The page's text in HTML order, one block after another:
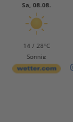
Sa, 08.08.
14 / 28°C
Sonnig